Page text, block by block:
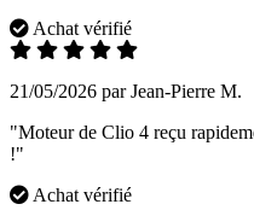
Achat vérifié
21/05/2026 par Jean-Pierre M.
"Moteur de Clio 4 reçu
!"
Achat vérifié